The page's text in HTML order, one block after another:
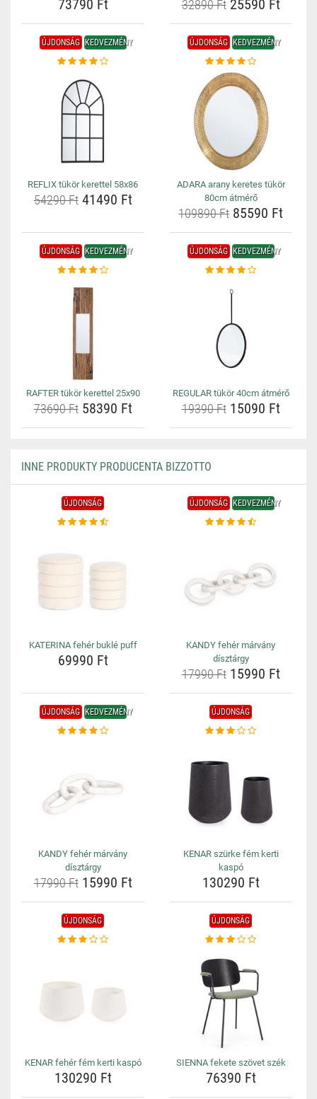
73790 Ft 32890 Ft25590 Ft
ÚJDONSÁG KEDVEZMÉNY
REFLIX tükör kerettel 58x86
54290 Ft41490 Ft
ÚJDONSÁG KEDVEZMÉNY
ADARA arany keretes tükör
80cm átmérő
109890 Ft 85590 Ft
ÚJDONSÁG KEDVEZMÉNY
RAFTER tükör kerettel 25x90
73690 Ft58390 Ft
ÚJDONSÁG KEDVEZMÉNY
REGULAR tükör 40cm átmérő
19390 Ft15090 Ft
INNE PRODUKTY PRODUCENTA BIZZOTTO
ÚJDONSÁG
KATERINA fehér buklé puff
69990 Ft
ÚJDONSÁG KEDVEZMÉNY
KANDY fehér márvány
dísztárgy
17990 Ft15990 Ft
ÚJDONSÁG KEDVEZMÉNY
KANDY fehér márvány
dísztárgy
17990 Ft15990 Ft
ÚJDONSÁG
KENAR szürke fém kerti
kaspó
130290 Ft
ÚJDONSÁG
KENAR fehér fém kerti kaspó
130290 Ft
ÚJDONSÁG
SIENNA fekete szövet szék
76390 Ft